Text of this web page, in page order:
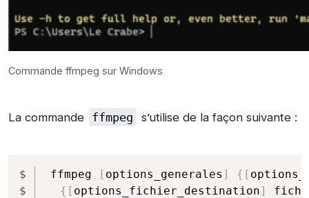
Commande ffmpeg sur Windows
La commande ffmpeg s’utilise de la façon suivante :
ffmpeg [ options_generales ] { [
{ [ options_fichier_destination]
Copy